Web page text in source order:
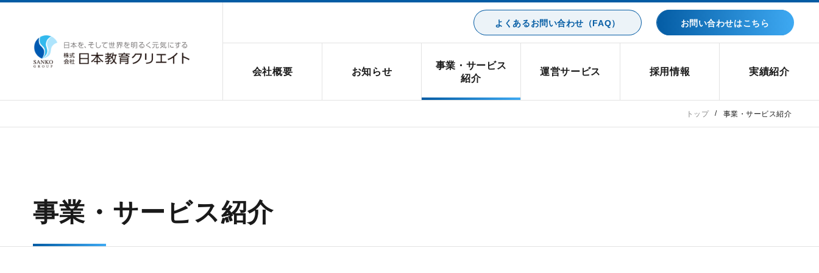
よくあるお問い合わせ（FAQ） お問い合わせはこちら
会社概要 お知らせ
事業・サービス
紹介
運営サービス 採用情報 実績紹介
トップ 事業・サービス紹介
事業・サービス紹介